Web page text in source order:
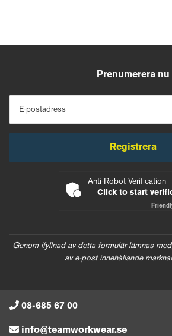
Prenumerera nu
E-postadress
Registrera
Anti-Robot Verification
Click to start
Genom ifyllnad av detta formulär lämnas
av e-post innehållande
08-685 67 00
info@teamworkwear.se